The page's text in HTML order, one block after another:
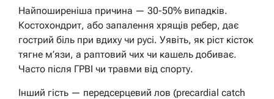
Найпоширеніша причина — 30-50% випадків.
Костохондрит, або запалення хрящів ребер, дає
гострий біль при вдиху чи русі. Уявіть, як ріст кісток
тягне м’язи, а раптовий чих чи кашель добиває.
Часто після ГРВІ чи травми від спорту.
Інший гість — передсерцевий лов (precardial catch